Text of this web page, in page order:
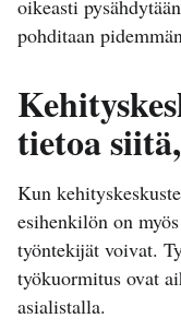
oikeasti
pohditaan
tietoa
Kun
esihenkilön on
työntekijät voivat.
työkuormitus ovat
asialistalla.